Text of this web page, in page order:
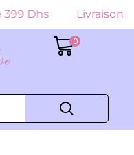
399 Dhs Livraison
0